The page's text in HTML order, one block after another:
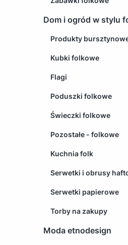
Dom i ogród w stylu
Produkty
Kubki folkowe
Flagi
Poduszki folkowe
Świeczki folkowe
Pozostałe - folkowe
Kuchnia folk
Serwetki i obrusy
Serwetki papierowe
Torby na zakupy
Moda etnodesign